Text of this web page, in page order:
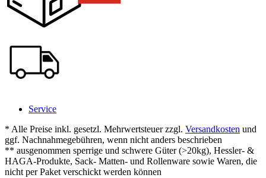
Service
* Alle Preise inkl. gesetzl. Mehrwertsteuer zzgl. Versandkosten und
ggf. Nachnahmegebühren, wenn nicht anders beschrieben
** ausgenommen sperrige und schwere Güter (>20kg), Hessler- &
HAGA-Produkte, Sack- Matten- und Rollenware sowie Waren, die
nicht per Paket verschickt werden können